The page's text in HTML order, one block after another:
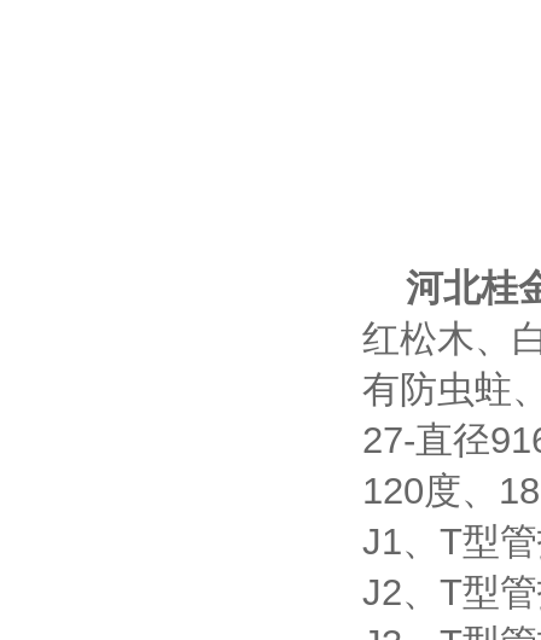
河北桂
红松木、
有防虫蛀
27-直径
120度、
J1、T型
J2、T型